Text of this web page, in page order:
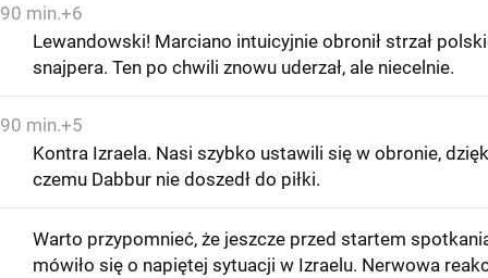
90 min.+6
Lewandowski! Marciano intuicyjnie obronił strzał
snajpera. Ten po chwili znowu uderzał, ale niecelnie.
90 min.+5
Kontra Izraela. Nasi szybko ustawili się w obronie,
czemu Dabbur nie doszedł do piłki.
Warto przypomnieć, że jeszcze przed startem
mówiło się o napiętej sytuacji w Izraelu. Nerwowa